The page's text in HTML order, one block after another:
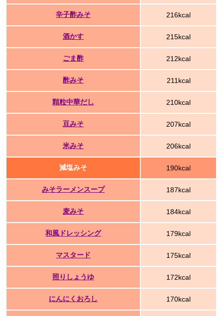
辛子酢みそ 216kcal
酒かす 215kcal
ごま酢 212kcal
酢みそ 211kcal
顆粒中華だし 210kcal
豆みそ 207kcal
米みそ 206kcal
減塩みそ 190kcal
みそラーメンスープ 187kcal
麦みそ 184kcal
和風ドレッシング 179kcal
マスタード 175kcal
照りしょうゆ 172kcal
にんにくおろし 170kcal